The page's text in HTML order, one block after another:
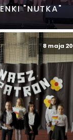
"NUTKA"
8 maja